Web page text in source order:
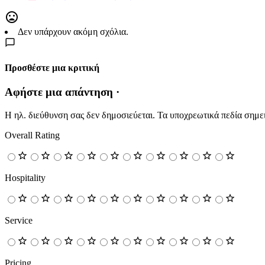
Δεν υπάρχουν ακόμη σχόλια.
Προσθέστε μια κριτική
Αφήστε μια απάντηση ·
Η ηλ. διεύθυνση σας δεν δημοσιεύεται. Τα υποχρεωτικά πεδία
Overall Rating
Hospitality
Service
Pricing